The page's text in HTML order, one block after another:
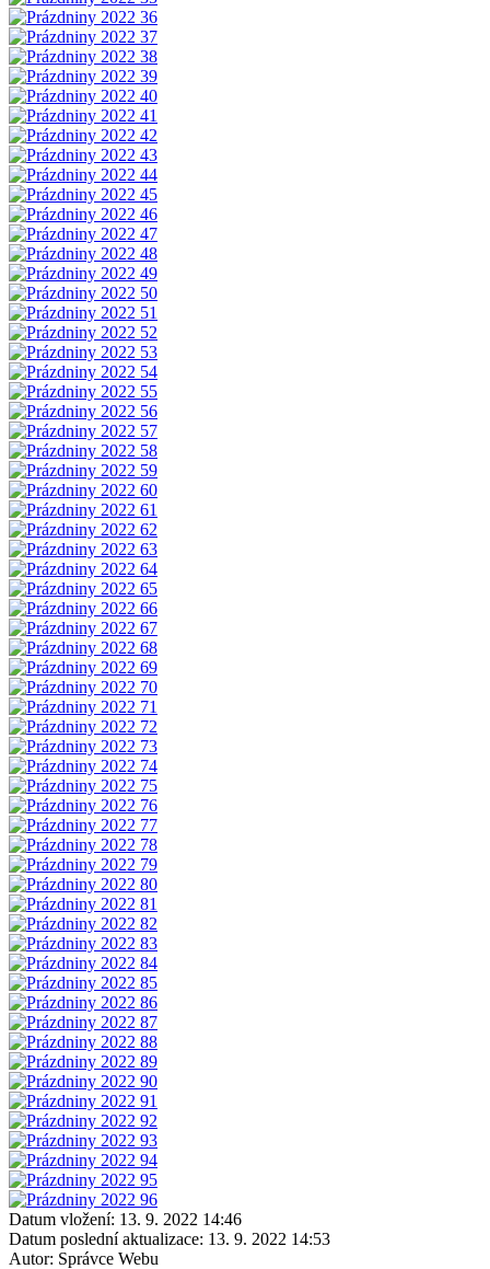
Datum vložení: 13. 9. 2022 14:46
Datum poslední aktualizace: 13. 9. 2022 14:53
Autor: Správce Webu